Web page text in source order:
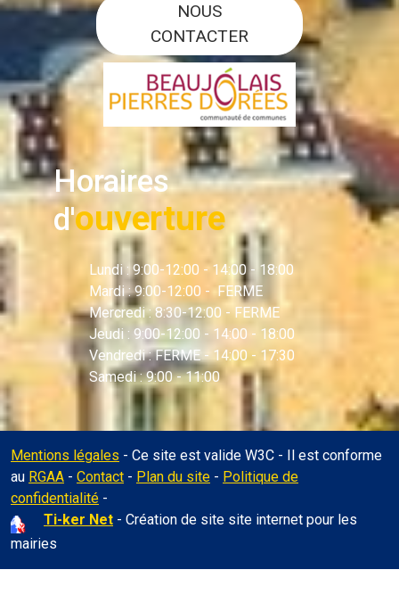
NOUS
CONTACTER
Horaires
d'ouverture
Lundi : 9:00-12:00 - 14:00 - 18:00
Mardi : 9:00-12:00 - FERME
Mercredi : 8:30-12:00 - FERME
Jeudi : 9:00-12:00 - 14:00 - 18:00
Vendredi : FERME - 14:00 - 17:30
Samedi : 9:00 - 11:00
Mentions légales - Ce site est valide W3C - Il est conforme
au RGAA - Contact - Plan du site - Politique de
confidentialité -
Ti-ker Net - Création de site site internet pour les
mairies